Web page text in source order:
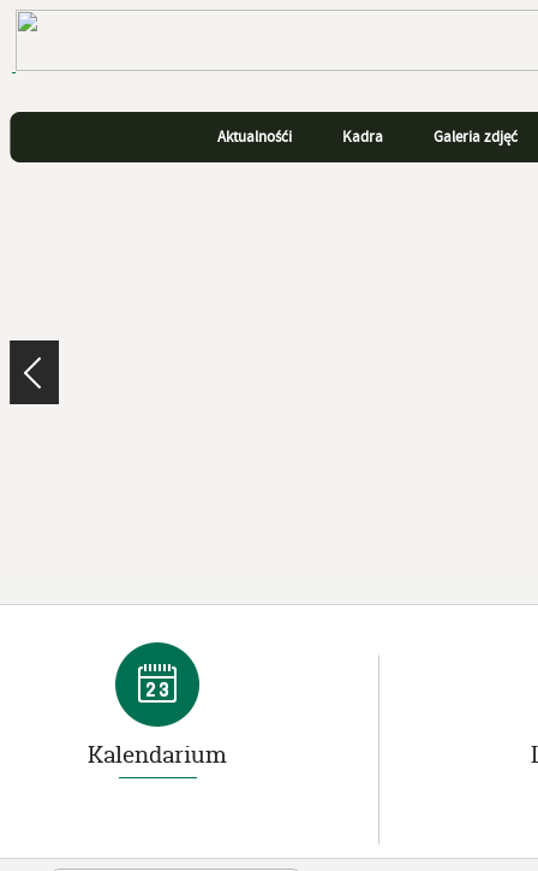
Aktualnośći Kadra Galeria zdjęć
Kalendarium